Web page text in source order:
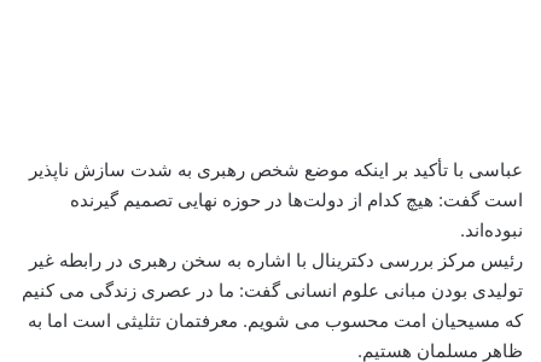
عباسی با تأکید بر اینکه موضع شخص رهبری به شدت سازش ناپذیر
است گفت: هیچ کدام از دولت‌ها در حوزه نهایی تصمیم گیرنده
نبوده‌اند.
رئیس مرکز بررسی دکترینال با اشاره به سخن رهبری در رابطه غیر
تولیدی بودن مبانی علوم انسانی گفت: ما در عصری زندگی می کنیم
که مسیحیان امت محسوب می شویم. معرفتمان تثلیثی است اما به
ظاهر مسلمان هستیم.